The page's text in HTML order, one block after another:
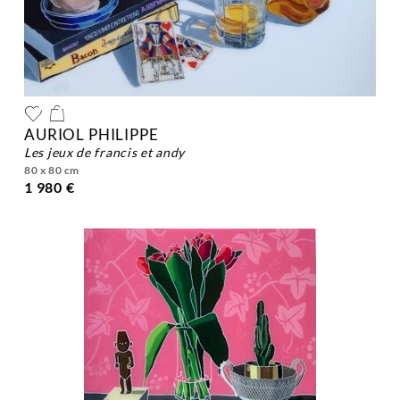
AURIOL PHILIPPE
les jeux de francis et andy
80 x 80 cm
1 980 €